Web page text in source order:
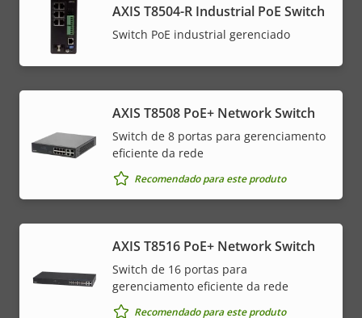
AXIS T8504-R Industrial PoE Switch
Switch PoE industrial gerenciado
AXIS T8508 PoE+ Network Switch
Switch de 8 portas para gerenciamento
eficiente da rede
Recomendado para este produto
AXIS T8516 PoE+ Network Switch
Switch de 16 portas para
gerenciamento eficiente da rede
Recomendado para este produto